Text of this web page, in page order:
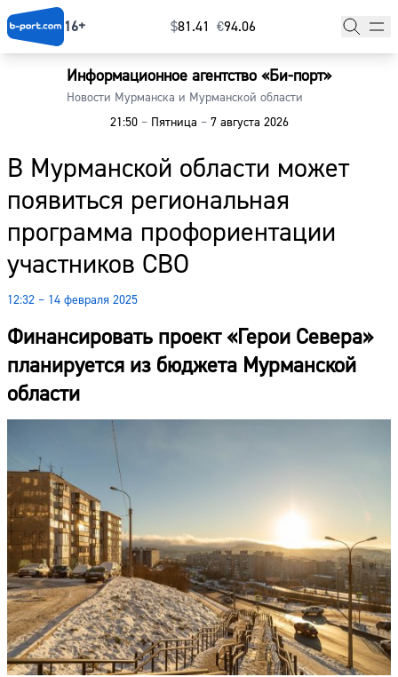
16+ $⁠81.41 €⁠94.06
Информационное агентство «Би-порт»
Новости Мурманска и Мурманской области
21:50 –Пятница –7 августа 2026
В Мурманской области может
появиться региональная
программа профориентации
участников СВО
12:32 – 14 февраля 2025
Финансировать проект «Герои Севера»
планируется из бюджета Мурманской
области
Главная
Наши гости
Фоторепортажи
Погода
Курсы валют